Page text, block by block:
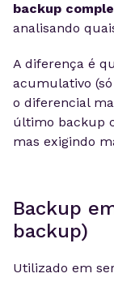
backup
analisando
A diferença é
acumulativo
o diferencial
último backup
mas exigindo
Backup
backup)
Utilizado em